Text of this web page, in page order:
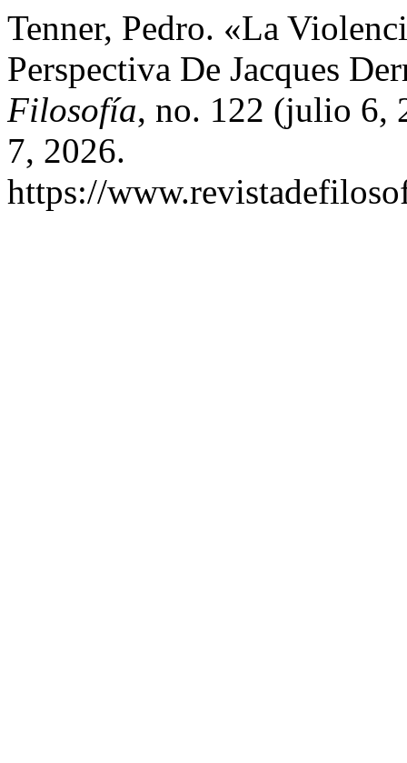
Tenner, Pedro. «La
Perspectiva De Jacques
Filosofía, no. 122 (julio 6,
7, 2026.
https://